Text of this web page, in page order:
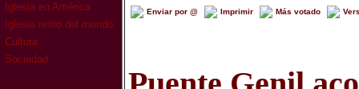
Iglesia en América
Iglesia resto del mundo
Cultura
Sociedad
Enviar por @ Imprimir Más votado